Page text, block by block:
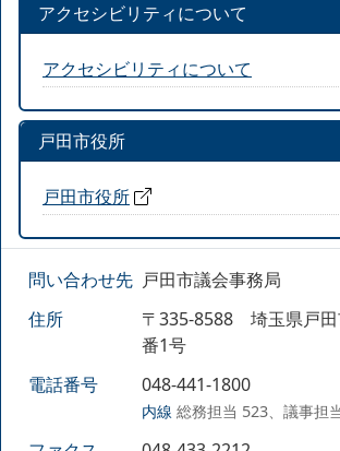
アクセシビリティについて
アクセシビリティについて
戸田市役所
戸田市役所
問い合わせ先 戸田市議会事務局
住所
〒335-8588 埼玉県戸
番1号
電話番号
048-441-1800
内線 総務担当 523、議事担